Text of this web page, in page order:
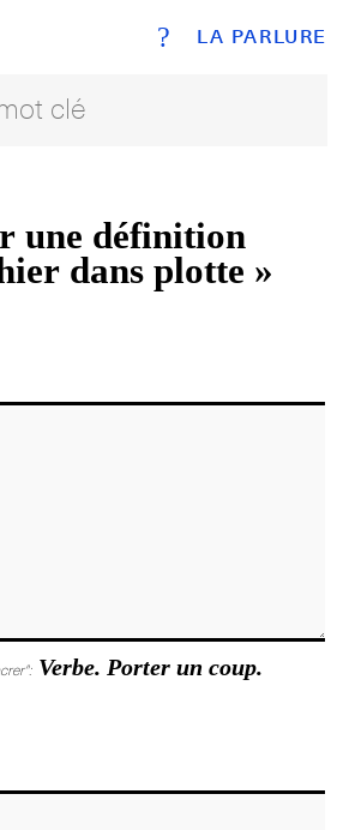
LA PARLURE
?
une définition
dans plotte »
Verbe. Porter un coup.